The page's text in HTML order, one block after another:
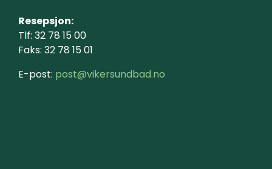
Resepsjon:
Tlf: 32 78 15 00
Faks: 32 78 15 01
E-post: post@vikersundbad.no